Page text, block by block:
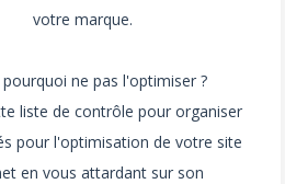
votre marque.
ne pas l'optimiser ?
liste de contrôle pour organiser
pour l'optimisation de votre site
en vous attardant sur son